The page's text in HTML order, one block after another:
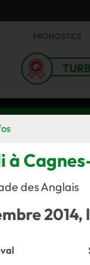
PRONOSTICS
à
des Anglais